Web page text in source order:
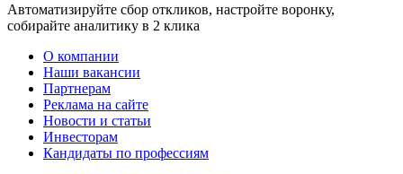
Автоматизируйте сбор откликов, настройте воронку,
собирайте аналитику в 2 клика
О компании
Наши вакансии
Партнерам
Реклама на сайте
Новости и статьи
Инвесторам
Кандидаты по профессиям